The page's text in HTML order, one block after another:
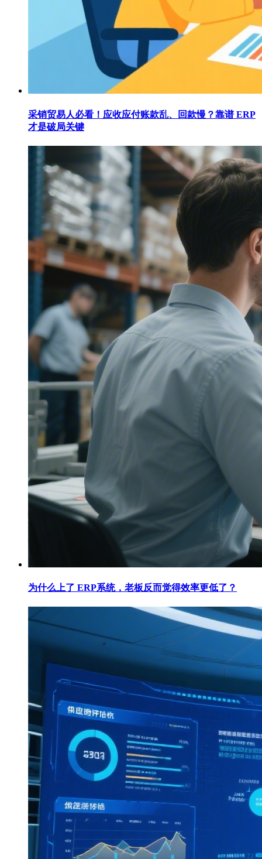
采销贸易人必看！应收应付账款乱、回款慢？靠谱 ERP
才是破局关键
为什么上了 ERP系统，老板反而觉得效率更低了？